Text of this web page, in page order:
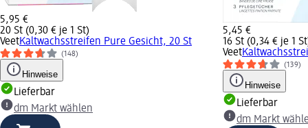
5,95 €
20 St (0,30 € je 1 St)
VeetKaltwachsstreifen Pure Gesicht, 20 St
(148)
Hinweise
Lieferbar
dm Markt wählen
5,45 €
16 St (0,34 € je 1
Veet
(139)
Hinweise
Lieferbar
dm Markt